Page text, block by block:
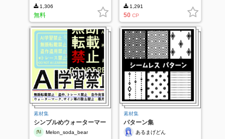
1,306
無料
1,291
50 CP
素材集
シンプルめウォーターマー
クセットMelon_soda_bear
素材集
パターン集
あるまげどん